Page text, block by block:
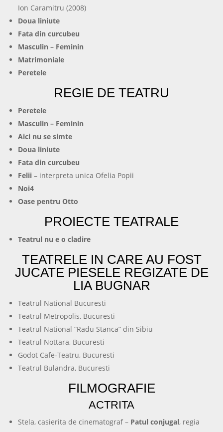
Ion Caramitru (2008)
Doua liniute
Fata din curcubeu
Masculin – Feminin
Matrimoniale
Peretele
REGIE DE TEATRU
Peretele
Masculin – Feminin
Aici nu se simte
Doua liniute
Fata din curcubeu
Felii – interpreta unica Ofelia Popii
Noi4
Oase pentru Otto
PROIECTE TEATRALE
Teatrul nu e o cladire
TEATRELE IN CARE AU FOST
JUCATE PIESELE REGIZATE DE
LIA BUGNAR
Teatrul National Bucuresti
Teatrul Metropolis, Bucuresti
Teatrul National “Radu Stanca” din Sibiu
Teatrul Nottara, Bucuresti
Godot Cafe-Teatru, Bucuresti
Teatrul Bulandra, Bucuresti
FILMOGRAFIE
ACTRITA
Stela, casierita de cinematograf – Patul conjugal, regia